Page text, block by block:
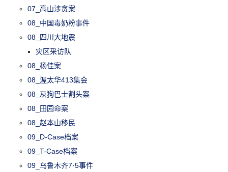
07_高山涉贪案
08_中国毒奶粉事件
08_四川大地震
灾区采访队
08_杨佳案
08_渥太华413集会
08_灰狗巴士割头案
08_田园命案
08_赵本山移民
09_D-Case档案
09_T-Case档案
09_乌鲁木齐7·5事件